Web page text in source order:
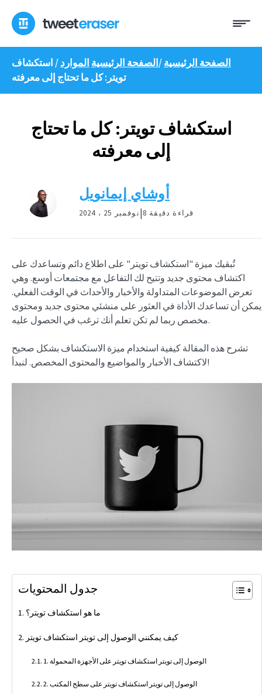
إلى
المحتوى
الصفحة الرئيسية/الصفحة الرئيسية الموارد/ استكشاف
تويتر: كل ما تحتاج إلى معرفته
استكشاف تويتر: كل ما تحتاج
إلى معرفته
أوشاي إيمانويل
نوفمبر 25 ، 2024| 8 قراءة دقيقة
تُبقيك ميزة "استكشاف تويتر" على اطلاع دائم وتساعدك على
اكتشاف محتوى جديد وتتيح لك التفاعل مع مجتمعات أوسع. وهي
تعرض الموضوعات المتداولة والأخبار والأحداث في الوقت الفعلي.
يمكن أن تساعدك الأداة في العثور على منشئي محتوى جديد ومحتوى
مخصص ربما لم تكن تعلم أنك ترغب في الحصول عليه.
تشرح هذه المقالة كيفية استخدام ميزة الاستكشاف بشكل صحيح
لاكتشاف الأخبار والمواضيع والمحتوى المخصص. لنبدأ!
جدول المحتويات
ما هو استكشاف تويتر؟
كيف يمكنني الوصول إلى تويتر استكشاف تويتر
2. الوصول إلى تويتر استكشاف تويتر على سطح المكتب